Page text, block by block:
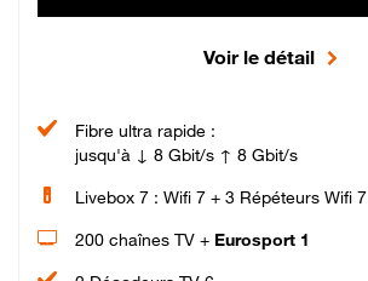
Voir le détail
Fibre ultra rapide :
jusqu'à ↓ 8 Gbit/s ↑ 8 Gbit/s
Livebox 7 : Wifi 7 + 3 Répéteurs Wifi 7
200 chaînes TV + Eurosport 1